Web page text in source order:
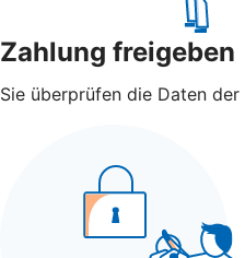
Zahlung freigeben
Sie überprüfen die Daten